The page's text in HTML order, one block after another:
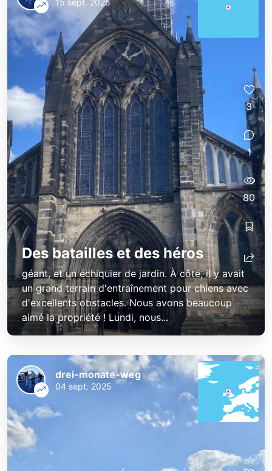
Des batailles et des héros
géant, et un échiquier de jardin. À côté, il y avait
un grand terrain d'entraînement pour chiens avec
d'excellents obstacles. Nous avons beaucoup
aimé la propriété ! Lundi, nous...
15 sept. 2025
3
1
80
drei-monate-weg
04 sept. 2025